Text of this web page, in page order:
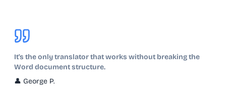
It's the only translator that works without breaking the
Word document structure.
👤 George P.